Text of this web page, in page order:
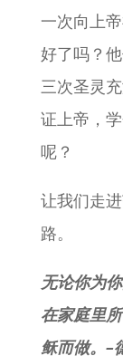
一次向上
好了吗？
三次圣灵
证上帝，
呢？
让我们走
路。
无论你为
在家庭里
稣而做。–